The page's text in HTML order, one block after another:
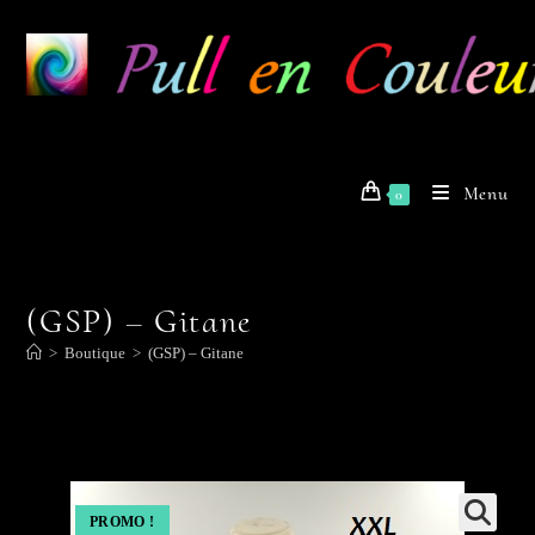
content
0 Menu
(GSP) – Gitane
> Boutique > (GSP) – Gitane
PROMO !